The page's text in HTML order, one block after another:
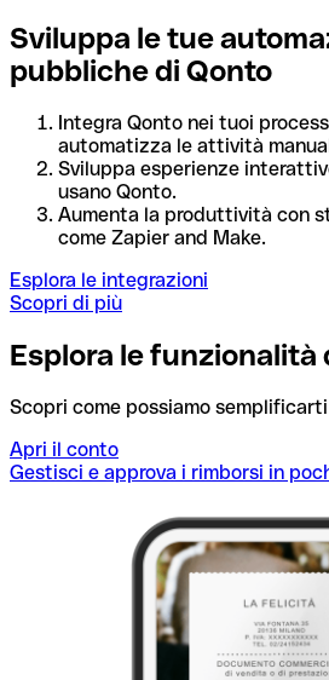
Sviluppa le tue
pubbliche di Qonto
Integra Qonto nei tuoi
automatizza le attività
Sviluppa esperienze
usano Qonto.
Aumenta la produttività con
come Zapier and Make.
Esplora le integrazioni
Scopri di più
Esplora le funzionalità
Scopri come possiamo
Apri il conto
Gestisci e approva i rimborsi in